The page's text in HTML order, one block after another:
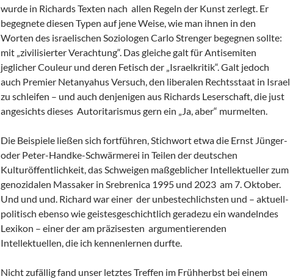
wurde in Richards Texten nach allen Regeln der Kunst zerlegt. Er
begegnete diesen Typen auf jene Weise, wie man ihnen in den
Worten des israelischen Soziologen Carlo Strenger begegnen sollte:
mit „zivilisierter Verachtung“. Das gleiche galt für Antisemiten
jeglicher Couleur und deren Fetisch der „Israelkritik“. Galt jedoch
auch Premier Netanyahus Versuch, den liberalen Rechtsstaat in Israel
zu schleifen – und auch denjenigen aus Richards Leserschaft, die just
angesichts dieses Autoritarismus gern ein „Ja, aber“ murmelten.
Die Beispiele ließen sich fortführen, Stichwort etwa die Ernst Jünger-
oder Peter-Handke-Schwärmerei in Teilen der deutschen
Kulturöffentlichkeit, das Schweigen maßgeblicher Intellektueller zum
genozidalen Massaker in Srebrenica 1995 und 2023 am 7. Oktober.
Und und und. Richard war einer der unbestechlichsten und – aktuell-
politisch ebenso wie geistesgeschichtlich geradezu ein wandelndes
Lexikon – einer der am präzisesten argumentierenden
Intellektuellen, die ich kennenlernen durfte.
Nicht zufällig fand unser letztes Treffen im Frühherbst bei einem